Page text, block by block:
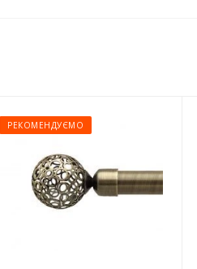
РЕКОМЕНДУЄМО